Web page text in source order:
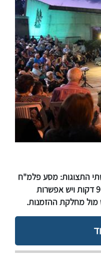
התצוגות: מסע פלמ"ח
ויד לגח"ל. משך הסיור הבסיסי כ-90 דקות ויש אפשרות
מחלקת ההזמנות.